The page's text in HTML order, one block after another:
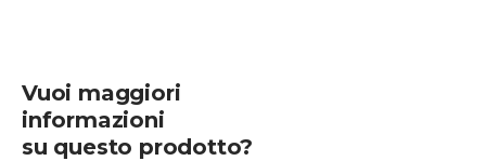
Vuoi maggiori
informazioni
su questo prodotto?